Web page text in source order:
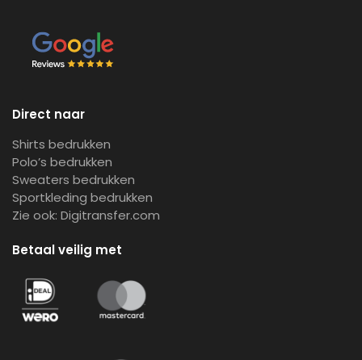
Direct naar
Shirts bedrukken
Polo’s bedrukken
Sweaters bedrukken
Sportkleding bedrukken
Zie ook: Digitransfer.com
Betaal veilig met